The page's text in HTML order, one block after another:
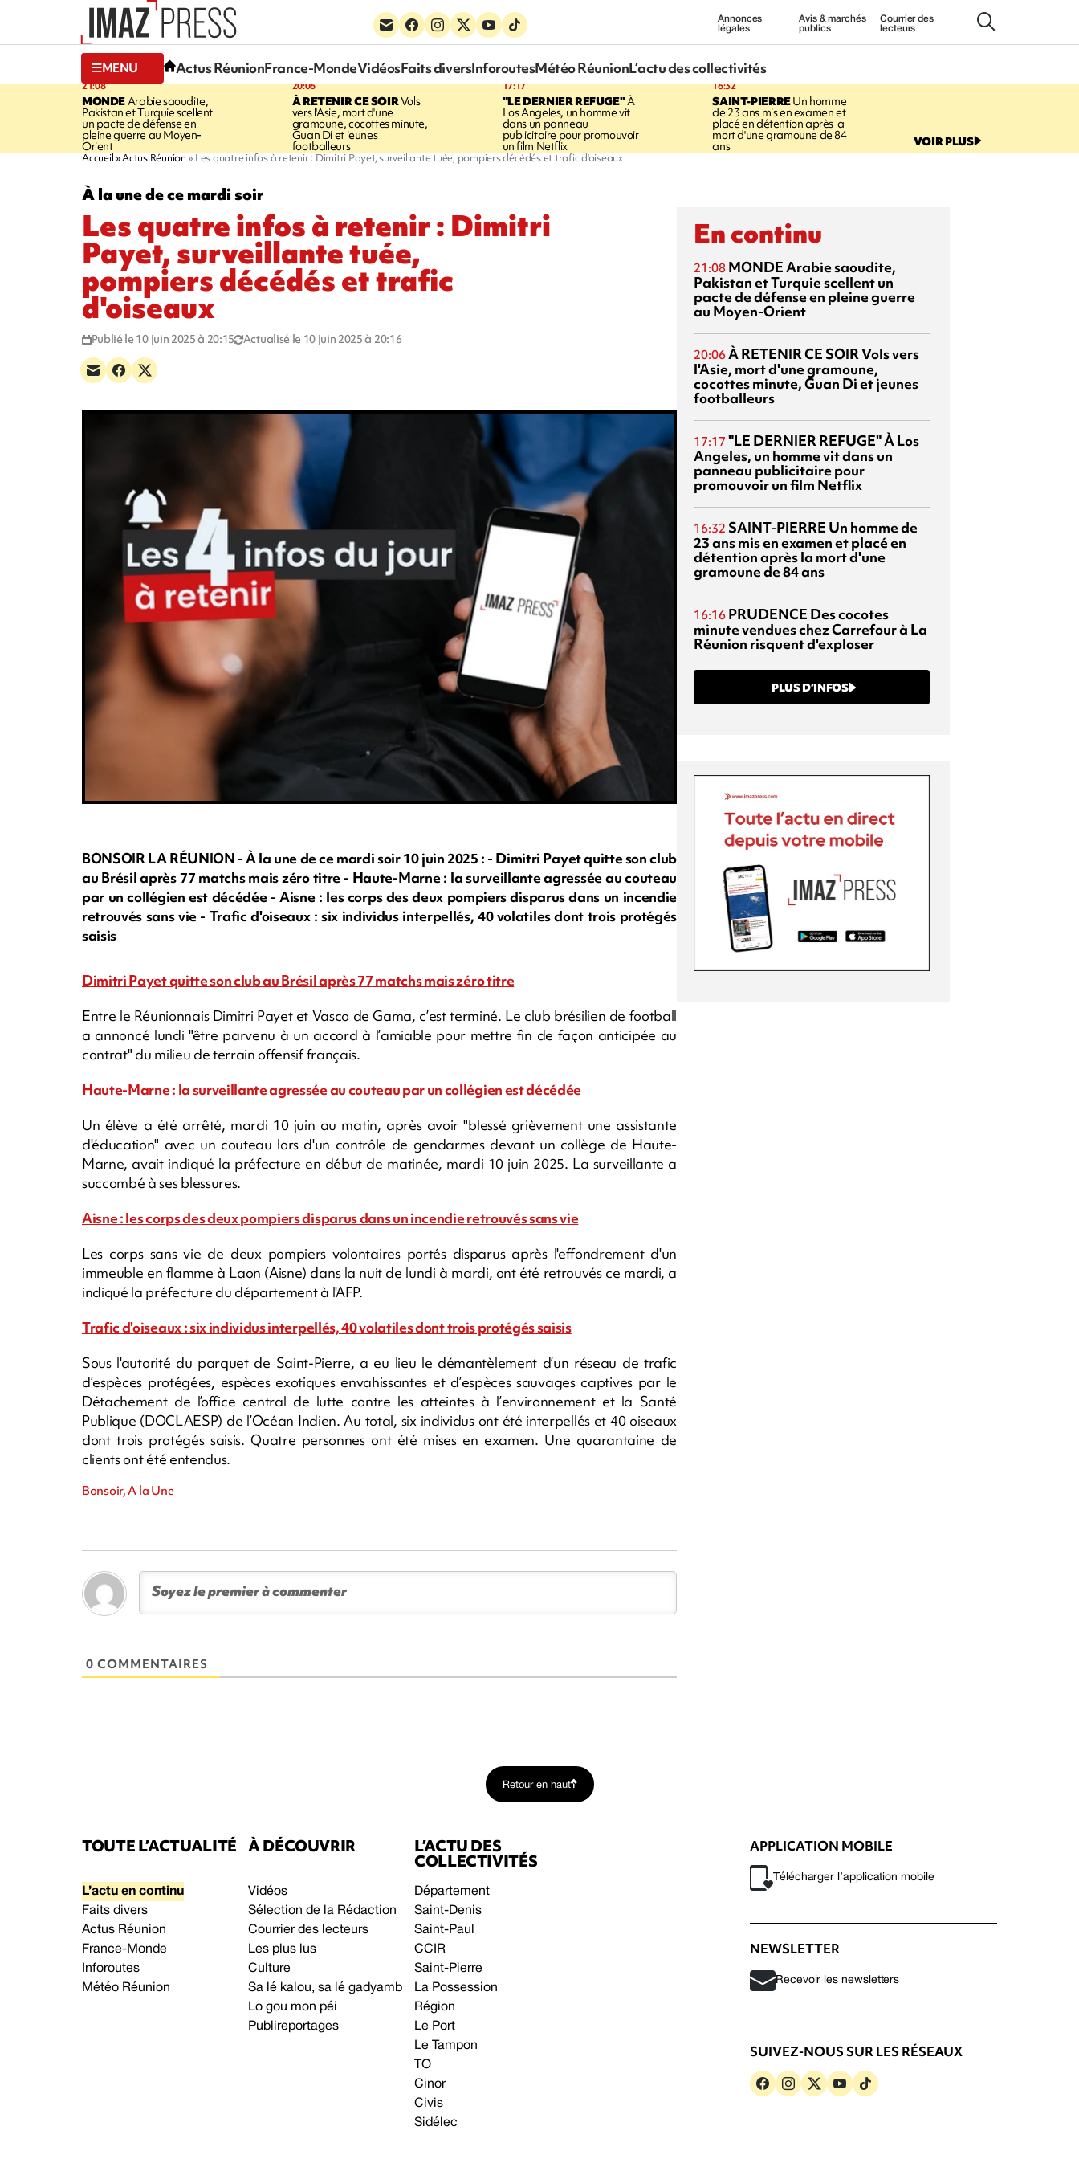
Annonces
légales
Avis & marchés
publics
Courrier des
lecteurs
MENU Actus RéunionFrance-MondeVidéosFaits diversInforoutesMétéo RéunionL’actu des collectivités
21:08
MONDE Arabie saoudite,
Pakistan et Turquie scellent
un pacte de défense en
pleine guerre au Moyen-
Orient
20:06
À RETENIR CE SOIRVols
vers l'Asie, mort d'une
gramoune, cocottes minute,
Guan Di et jeunes
footballeurs
17:17
"LE DERNIER REFUGE"À
Los Angeles, un homme vit
dans un panneau
publicitaire pour promouvoir
un film Netflix
16:32
SAINT-PIERREUn homme
de 23 ans mis en examen et
placé en détention après la
mort d'une gramoune de 84
ans VOIR PLUS
Accueil Actus Réunion Les quatre infos à retenir : Dimitri Payet, surveillante tuée, pompiers décédés et trafic d'oiseaux
À la une de ce mardi soir
Les quatre infos à retenir : Dimitri
Payet, surveillante tuée,
pompiers décédés et trafic
d'oiseaux
Publié le 10 juin 2025 à 20:15 Actualisé le 10 juin 2025 à 20:16
BONSOIR LA RÉUNION - À la une de ce mardi soir 10 juin 2025 : - Dimitri Payet quitte son club
au Brésil après 77 matchs mais zéro titre - Haute-Marne : la surveillante agressée au couteau
par un collégien est décédée - Aisne : les corps des deux pompiers disparus dans un incendie
retrouvés sans vie - Trafic d'oiseaux : six individus interpellés, 40 volatiles dont trois protégés
saisis
Dimitri Payet quitte son club au Brésil après 77 matchs mais zéro titre
Entre le Réunionnais Dimitri Payet et Vasco de Gama, c’est terminé. Le club brésilien de football
a annoncé lundi "être parvenu à un accord à l’amiable pour mettre fin de façon anticipée au
contrat" du milieu de terrain offensif français.
Haute-Marne : la surveillante agressée au couteau par un collégien est décédée
Un élève a été arrêté, mardi 10 juin au matin, après avoir "blessé grièvement une assistante
d'éducation" avec un couteau lors d'un contrôle de gendarmes devant un collège de Haute-
Marne, avait indiqué la préfecture en début de matinée, mardi 10 juin 2025. La surveillante a
succombé à ses blessures.
Aisne : les corps des deux pompiers disparus dans un incendie retrouvés sans vie
Les corps sans vie de deux pompiers volontaires portés disparus après l'effondrement d'un
immeuble en flamme à Laon (Aisne) dans la nuit de lundi à mardi, ont été retrouvés ce mardi, a
indiqué la préfecture du département à l'AFP.
Trafic d'oiseaux : six individus interpellés, 40 volatiles dont trois protégés saisis
Sous l'autorité du parquet de Saint-Pierre, a eu lieu le démantèlement d’un réseau de trafic
d’espèces protégées, espèces exotiques envahissantes et d’espèces sauvages captives par le
Détachement de l’office central de lutte contre les atteintes à l’environnement et la Santé
Publique (DOCLAESP) de l’Océan Indien. Au total, six individus ont été interpellés et 40 oiseaux
dont trois protégés saisis. Quatre personnes ont été mises en examen. Une quarantaine de
clients ont été entendus.
Bonsoir, A la Une
0 COMMENTAIRES
En continu
21:08 MONDEArabie saoudite,
Pakistan et Turquie scellent un
pacte de défense en pleine guerre
au Moyen-Orient
20:06À RETENIR CE SOIRVols vers
l'Asie, mort d'une gramoune,
cocottes minute, Guan Di et jeunes
footballeurs
17:17 "LE DERNIER REFUGE"À Los
Angeles, un homme vit dans un
panneau publicitaire pour
promouvoir un film Netflix
16:32 SAINT-PIERRE Un homme de
23 ans mis en examen et placé en
détention après la mort d'une
gramoune de 84 ans
16:16 PRUDENCE Des cocotes
minute vendues chez Carrefour à La
Réunion risquent d'exploser
PLUS D’INFOS
Retour en haut
TOUTE L’ACTUALITÉ
L’actu en continu
Faits divers
Actus Réunion
France-Monde
Inforoutes
Météo Réunion
À DÉCOUVRIR
Vidéos
Sélection de la Rédaction
Courrier des lecteurs
Les plus lus
Culture
Sa lé kalou, sa lé gadyamb
Lo gou mon péi
Publireportages
L’ACTU DES
COLLECTIVITÉS
Département
Saint-Denis
Saint-Paul
CCIR
Saint-Pierre
La Possession
Région
Le Port
Le Tampon
TO
Cinor
Civis
Sidélec
APPLICATION MOBILE
Télécharger l’application mobile
NEWSLETTER
Recevoir les newsletters
SUIVEZ-NOUS SUR LES RÉSEAUX